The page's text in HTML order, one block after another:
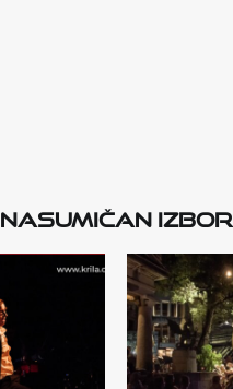
Nasumičan izbor